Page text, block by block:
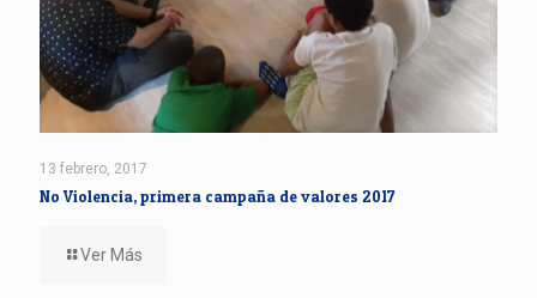
13 febrero, 2017
No Violencia, primera campaña de valores 2017
Ver Más